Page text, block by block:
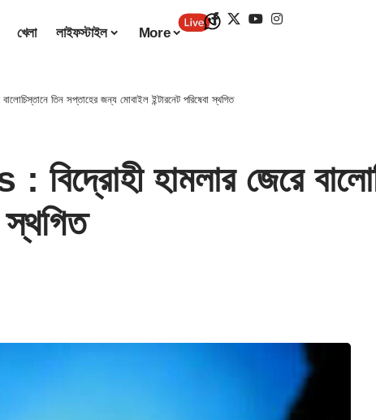
খেলা লাইফস্টাইল More
তিন সপ্তাহের জন্য মোবাইল ইন্টারনেট পরিষেবা স্থগিত
হামলার জেরে
স্থগিত